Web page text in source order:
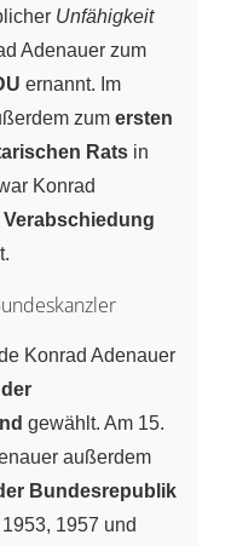
Unfähigkeit
Adenauer zum
ernannt. Im
zum ersten
Rats in
Konrad
Verabschiedung
Konrad Adenauer
gewählt. Am 15.
außerdem
Bundesrepublik
1957 und